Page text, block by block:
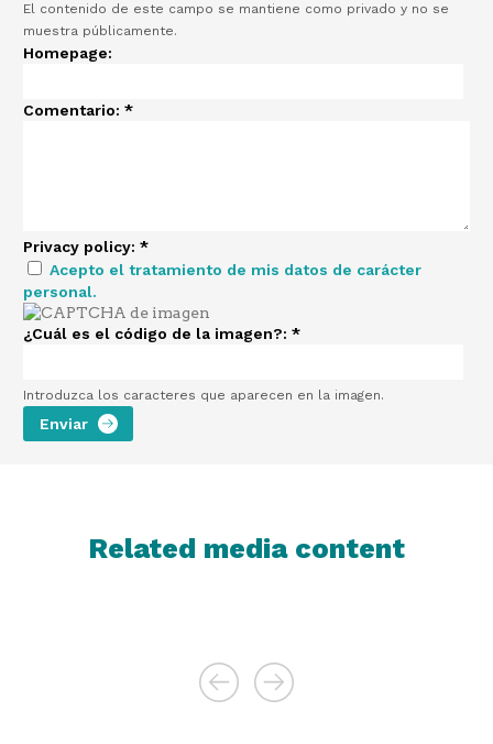
El contenido de este campo se mantiene como privado y no se
muestra públicamente.
Homepage:
Comentario: *
Privacy policy: *
Acepto el tratamiento de mis datos de carácter
personal.
¿Cuál es el código de la imagen?: *
Introduzca los caracteres que aparecen en la imagen.
Related media content